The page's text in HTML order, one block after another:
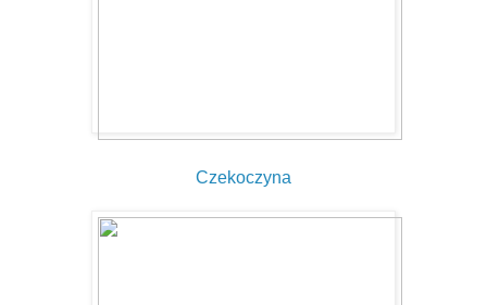
Czekoczyna